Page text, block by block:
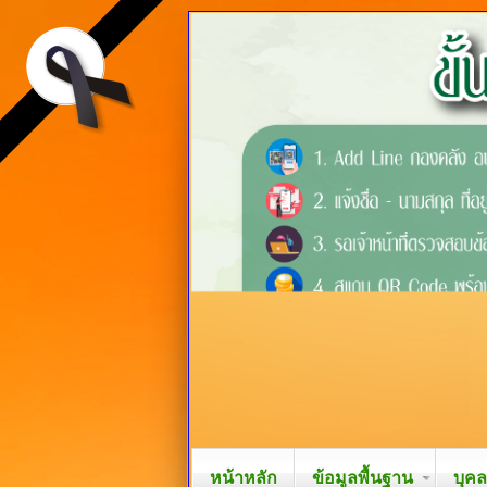
หน้าหลัก ข้อมูลพื้นฐาน บุค